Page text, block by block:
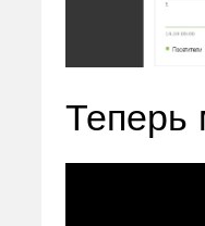
Теперь